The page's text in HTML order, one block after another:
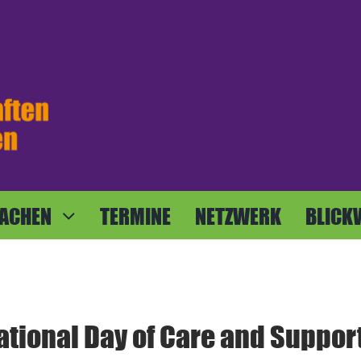
TERMINE NETZWERK
Day of Care and